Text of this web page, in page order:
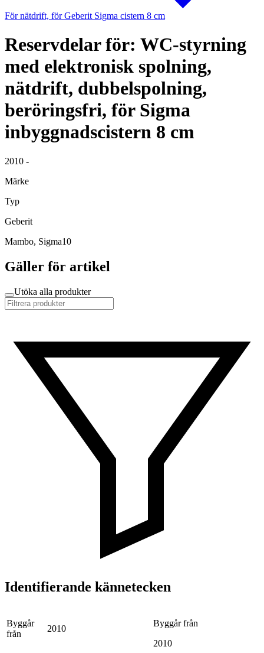
För nätdrift, för Geberit Sigma cistern 8 cm
Reservdelar för: WC-styrning
med elektronisk spolning,
nätdrift, dubbelspolning,
beröringsfri, för Sigma
inbyggnadscistern 8 cm
2010 -
Märke
Typ
Geberit
Mambo, Sigma10
Gäller för artikel
Utöka alla produkter
Identifierande kännetecken
Byggår
från
2010
Byggår från
2010